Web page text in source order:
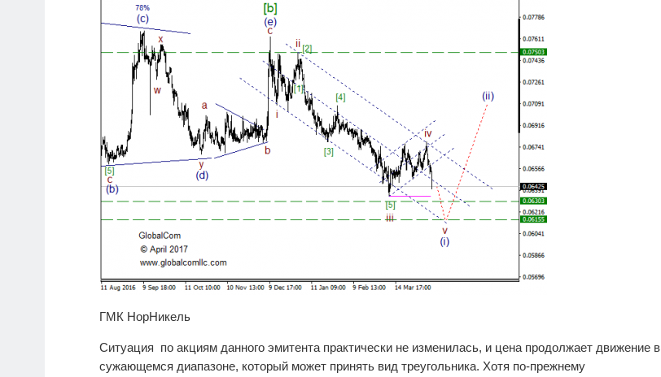
ГМК НорНикель
Ситуация по акциям данного эмитента практически не изменилась, и цена продолжает движение в
сужающемся диапазоне, который может принять вид треугольника. Хотя по-прежнему